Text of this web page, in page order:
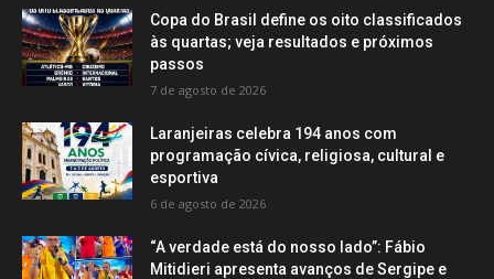
Copa do Brasil define os oito classificados
às quartas; veja resultados e próximos
passos
7 de agosto de 2026
Laranjeiras celebra 194 anos com
programação cívica, religiosa, cultural e
esportiva
6 de agosto de 2026
“A verdade está do nosso lado”: Fábio
Mitidieri apresenta avanços de Sergipe e